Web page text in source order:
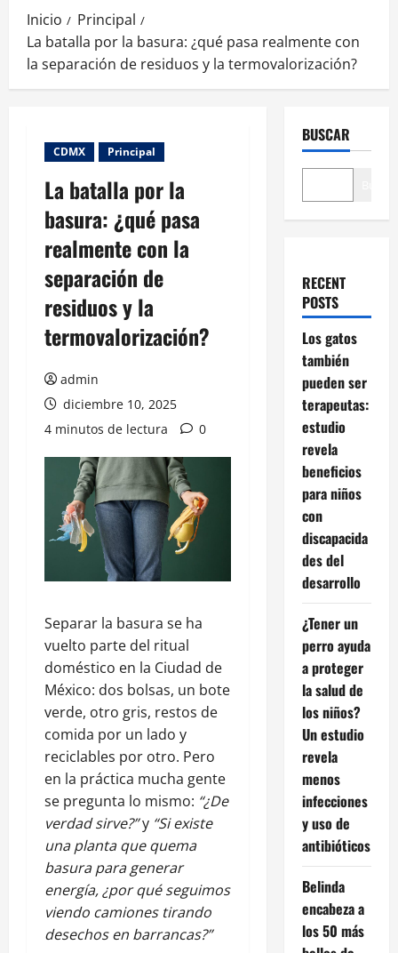
Inicio
Principal
La batalla por la basura: ¿qué pasa realmente con
la separación de residuos y la termovalorización?
CDMX Principal
La batalla por la
basura: ¿qué pasa
realmente con la
separación de
residuos y la
termovalorización?
admin
diciembre 10, 2025
4 minutos de lectura
0
Separar la basura se ha
vuelto parte del ritual
doméstico en la Ciudad de
México: dos bolsas, un bote
verde, otro gris, restos de
comida por un lado y
reciclables por otro. Pero
en la práctica mucha gente
se pregunta lo mismo: “¿De
verdad sirve?”y “Si existe
una planta que quema
basura para generar
energía, ¿por qué seguimos
viendo camiones tirando
desechos en barrancas?”
BUSCAR
RECENT
POSTS
Los gatos
también
pueden ser
terapeutas:
estudio
revela
beneficios
para niños
con
discapacida
des del
desarrollo
¿Tener un
perro ayuda
a proteger
la salud de
los niños?
Un estudio
revela
menos
infecciones
y uso de
antibióticos
Belinda
encabeza a
los 50 más